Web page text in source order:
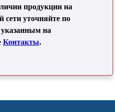
продукции на
сети уточняйте по
на
Контакты.